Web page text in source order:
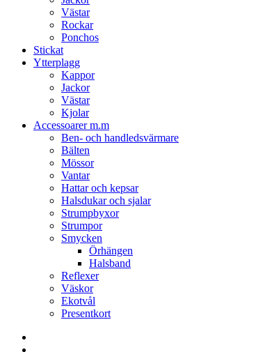
Västar
Rockar
Ponchos
Stickat
Ytterplagg
Kappor
Jackor
Västar
Kjolar
Accessoarer m.m
Ben- och handledsvärmare
Bälten
Mössor
Vantar
Hattar och kepsar
Halsdukar och sjalar
Strumpbyxor
Strumpor
Smycken
Örhängen
Halsband
Reflexer
Väskor
Ekotvål
Presentkort